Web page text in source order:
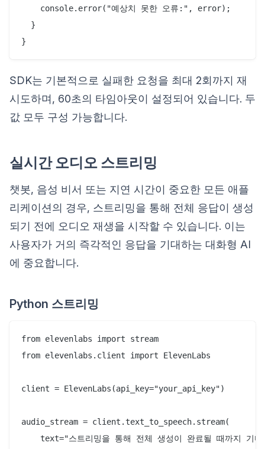
    console.error("예상치 못한 오류:", error);
  }
SDK는 기본적으로 실패한 요청을 최대 2회까지 재
시도하며, 60초의 타임아웃이 설정되어 있습니다. 두
값 모두 구성 가능합니다.
실시간 오디오 스트리밍
챗봇, 음성 비서 또는 지연 시간이 중요한 모든 애플
리케이션의 경우, 스트리밍을 통해 전체 응답이 생성
되기 전에 오디오 재생을 시작할 수 있습니다. 이는
사용자가 거의 즉각적인 응답을 기대하는 대화형 AI
에 중요합니다.
Python 스트리밍
from elevenlabs import stream
from elevenlabs.client import ElevenLabs
client = ElevenLabs(api_key="your_api_key")
audio_stream = client.text_to_speech.stream(
text="스트리밍을 통해 전체 생성이 완료될 때까지 기